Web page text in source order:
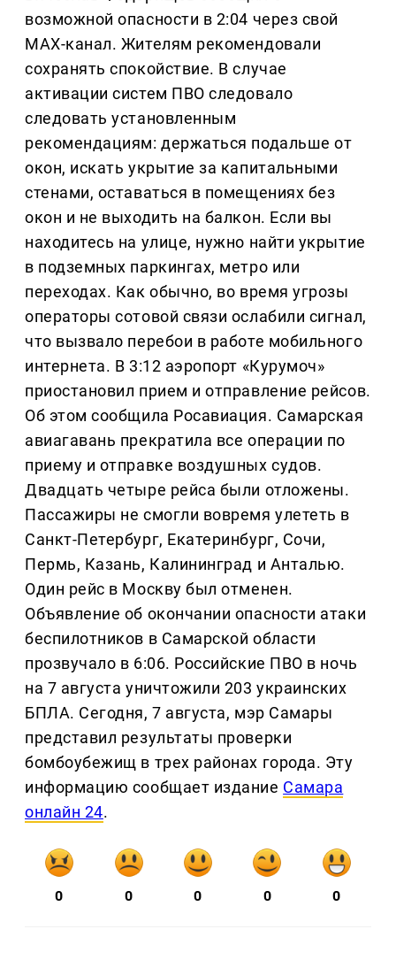
возможной опасности в 2:04 через свой
МАХ-канал. Жителям рекомендовали
сохранять спокойствие. В случае
активации систем ПВО следовало
следовать установленным
рекомендациям: держаться подальше от
окон, искать укрытие за капитальными
стенами, оставаться в помещениях без
окон и не выходить на балкон. Если вы
находитесь на улице, нужно найти укрытие
в подземных паркингах, метро или
переходах. Как обычно, во время угрозы
операторы сотовой связи ослабили сигнал,
что вызвало перебои в работе мобильного
интернета. В 3:12 аэропорт «Курумоч»
приостановил прием и отправление рейсов.
Об этом сообщила Росавиация. Самарская
авиагавань прекратила все операции по
приему и отправке воздушных судов.
Двадцать четыре рейса были отложены.
Пассажиры не смогли вовремя улететь в
Санкт-Петербург, Екатеринбург, Сочи,
Пермь, Казань, Калининград и Анталью.
Один рейс в Москву был отменен.
Объявление об окончании опасности атаки
беспилотников в Самарской области
прозвучало в 6:06. Российские ПВО в ночь
на 7 августа уничтожили 203 украинских
БПЛА. Сегодня, 7 августа, мэр Самары
представил результаты проверки
бомбоубежищ в трех районах города. Эту
информацию сообщает издание Самара
онлайн 24.
0 0 0 0 0